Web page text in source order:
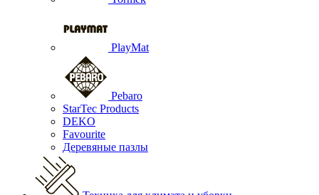
PlayMat
Pebaro
StarTec Products
DEKO
Favourite
Деревяные пазлы